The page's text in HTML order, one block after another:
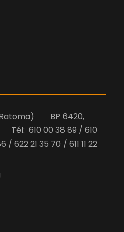
Ratoma) BP 6420,
610 00 38 89 / 610
622 21 35 70 / 611 11 22